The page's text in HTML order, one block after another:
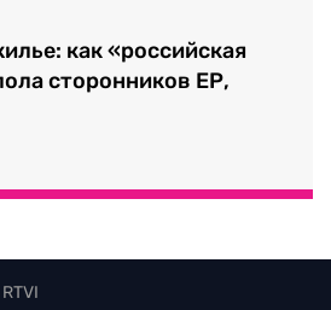
как «российская
сторонников ЕР,